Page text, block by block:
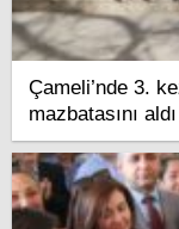
Çameli’nde 3.
mazbatasını aldı